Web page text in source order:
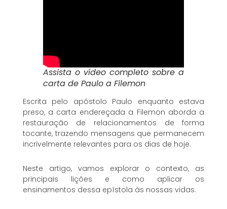
Assista o vídeo completo sobre a
carta de Paulo a Filemon
Escrita pelo apóstolo Paulo enquanto estava
preso, a carta endereçada a Filemon aborda a
restauração de relacionamentos de forma
tocante, trazendo mensagens que permanecem
incrivelmente relevantes para os dias de hoje.
Neste artigo, vamos explorar o contexto, as
principais lições e como aplicar os
ensinamentos dessa epístola às nossas vidas.